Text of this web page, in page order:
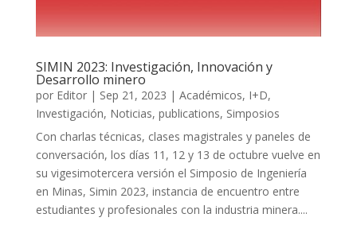
SIMIN 2023: Investigación, Innovación y
Desarrollo minero
por Editor| Sep 21, 2023 | Académicos, I+D,
Investigación, Noticias, publications, Simposios
Con charlas técnicas, clases magistrales y paneles de
conversación, los días 11, 12 y 13 de octubre vuelve en
su vigesimotercera versión el Simposio de Ingeniería
en Minas, Simin 2023, instancia de encuentro entre
estudiantes y profesionales con la industria minera....